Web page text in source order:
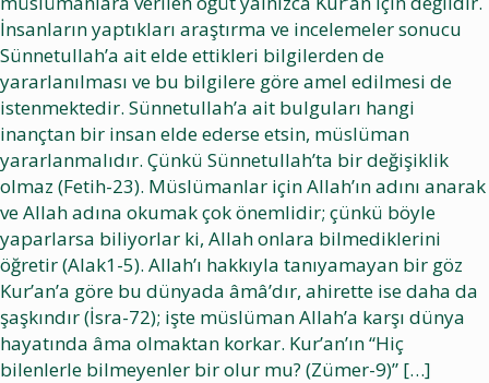
İnsanların yaptıkları araştırma ve incelemeler sonucu
Sünnetullah’a ait elde ettikleri bilgilerden de
yararlanılması ve bu bilgilere göre amel edilmesi de
istenmektedir. Sünnetullah’a ait bulguları hangi
inançtan bir insan elde ederse etsin, müslüman
yararlanmalıdır. Çünkü Sünnetullah’ta bir değişiklik
olmaz (Fetih-23). Müslümanlar için Allah’ın adını anarak
ve Allah adına okumak çok önemlidir; çünkü böyle
yaparlarsa biliyorlar ki, Allah onlara bilmediklerini
öğretir (Alak1-5). Allah’ı hakkıyla tanıyamayan bir göz
Kur’an’a göre bu dünyada âmâ’dır, ahirette ise daha da
şaşkındır (İsra-72); işte müslüman Allah’a karşı dünya
hayatında âma olmaktan korkar. Kur’an’ın “Hiç
bilenlerle bilmeyenler bir olur mu? (Zümer-9)” […]